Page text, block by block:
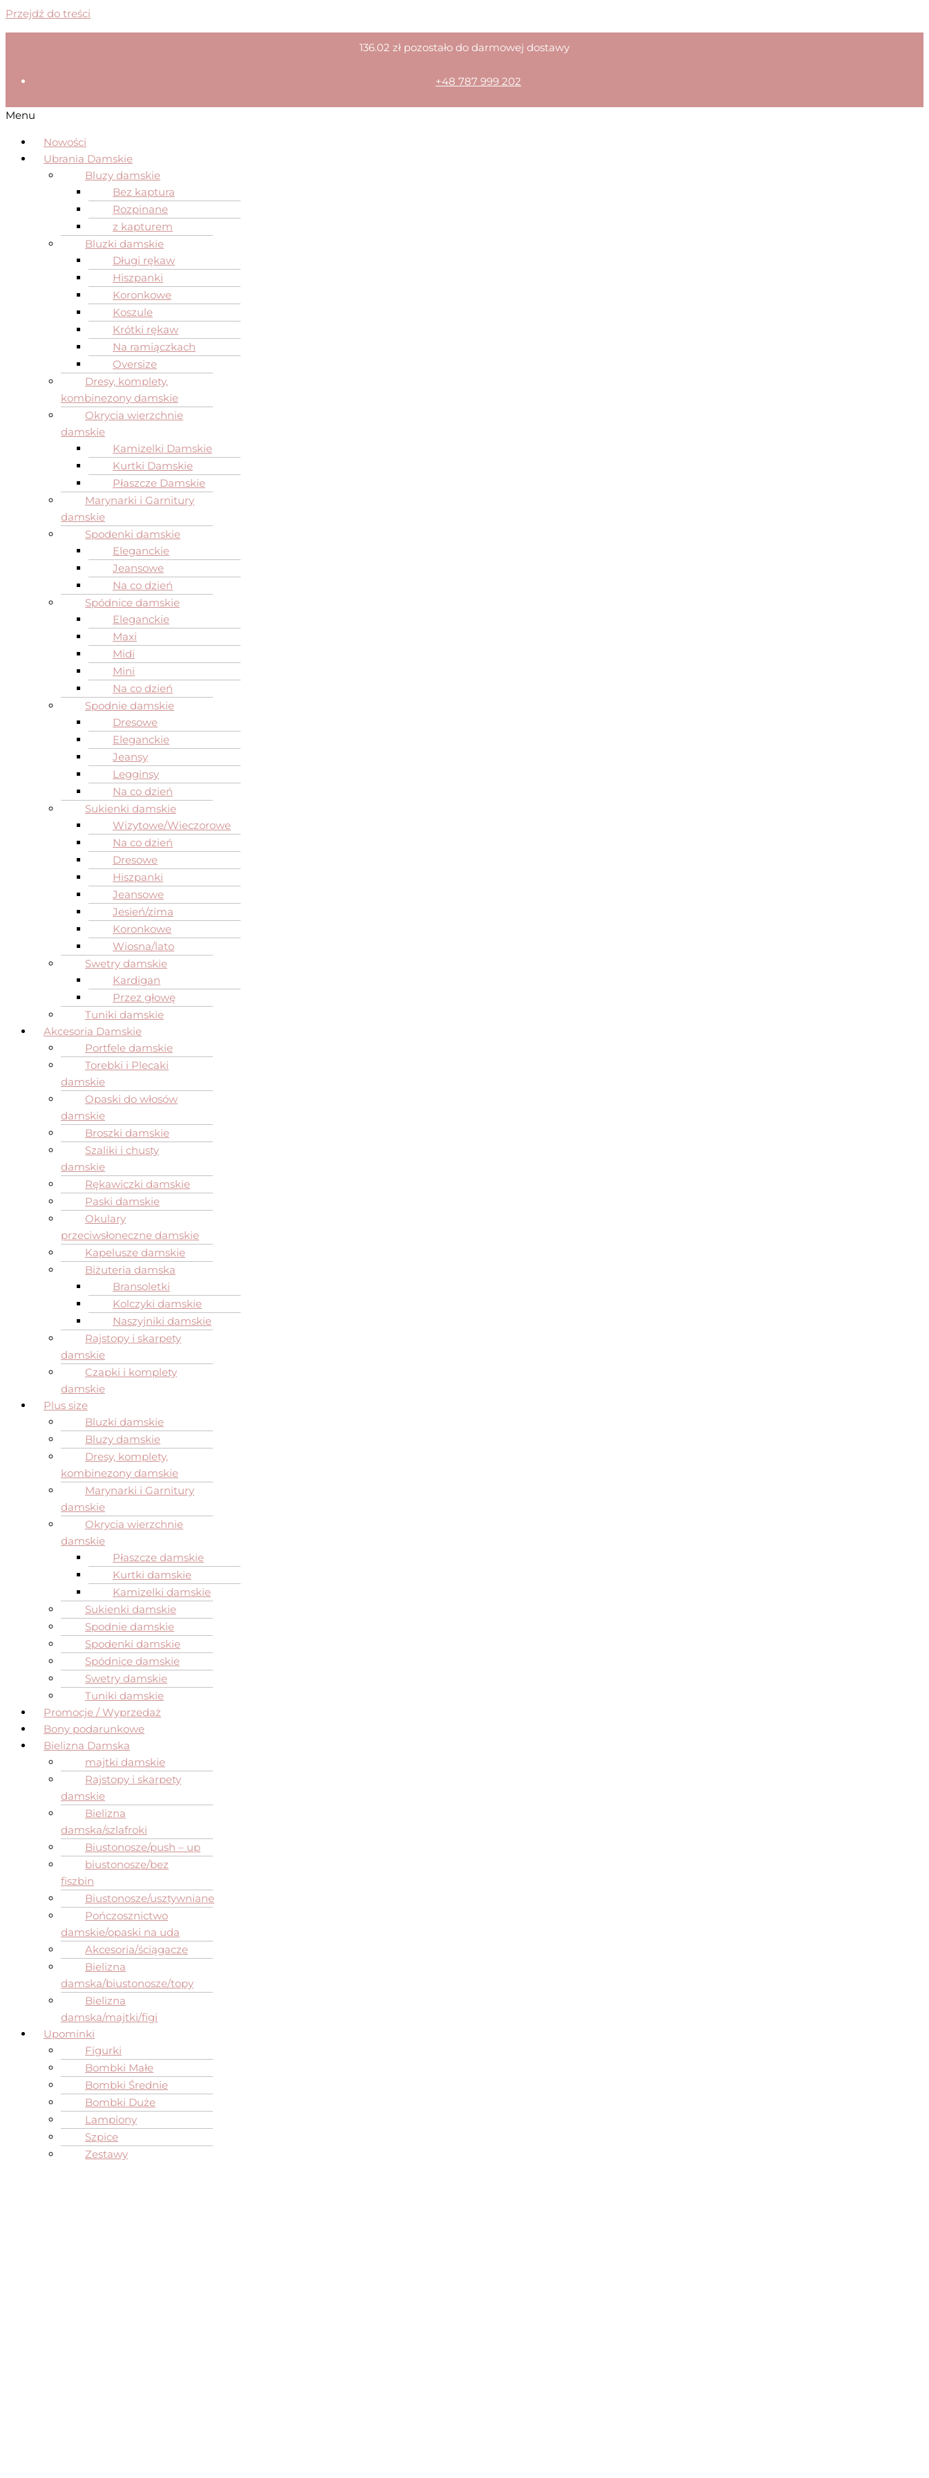
Przejdź do treści
136.02 zł pozostało do darmowej dostawy
+48 787 999 202
Menu
Nowości
Ubrania Damskie
Bluzy damskie
Bez kaptura
Rozpinane
z kapturem
Bluzki damskie
Długi rękaw
Hiszpanki
Koronkowe
Koszule
Krótki rękaw
Na ramiączkach
Oversize
Dresy, komplety,
kombinezony damskie
Okrycia wierzchnie
damskie
Kamizelki Damskie
Kurtki Damskie
Płaszcze Damskie
Marynarki i Garnitury
damskie
Spodenki damskie
Eleganckie
Jeansowe
Na co dzień
Spódnice damskie
Eleganckie
Maxi
Midi
Mini
Na co dzień
Spodnie damskie
Dresowe
Eleganckie
Jeansy
Legginsy
Na co dzień
Sukienki damskie
Wizytowe/Wieczorowe
Na co dzień
Dresowe
Hiszpanki
Jeansowe
Jesień/zima
Koronkowe
Wiosna/lato
Swetry damskie
Kardigan
Przez głowę
Tuniki damskie
Akcesoria Damskie
Portfele damskie
Torebki i Plecaki
damskie
Opaski do włosów
damskie
Broszki damskie
Szaliki i chusty
damskie
Rękawiczki damskie
Paski damskie
Okulary
przeciwsłoneczne damskie
Kapelusze damskie
Biżuteria damska
Bransoletki
Kolczyki damskie
Naszyjniki damskie
Rajstopy i skarpety
damskie
Czapki i komplety
damskie
Plus size
Bluzki damskie
Bluzy damskie
Dresy, komplety,
kombinezony damskie
Marynarki i Garnitury
damskie
Okrycia wierzchnie
damskie
Płaszcze damskie
Kurtki damskie
Kamizelki damskie
Sukienki damskie
Spodnie damskie
Spodenki damskie
Spódnice damskie
Swetry damskie
Tuniki damskie
Promocje / Wyprzedaż
Bony podarunkowe
Bielizna Damska
majtki damskie
Rajstopy i skarpety
damskie
Bielizna
damska/szlafroki
Biustonosze/push – up
biustonosze/bez
fiszbin
Biustonosze/usztywniane
Pończosznictwo
damskie/opaski na uda
Akcesoria/ściągacze
Bielizna
damska/biustonosze/topy
Bielizna
damska/majtki/figi
Upominki
Figurki
Bombki Małe
Bombki Średnie
Bombki Duże
Lampiony
Szpice
Zestawy